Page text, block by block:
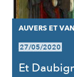
AUVERS ET
27/05/2020
Et